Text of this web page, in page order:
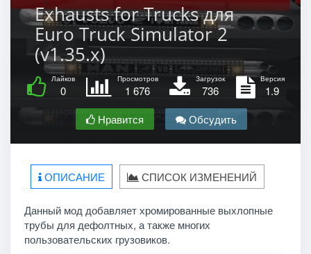
Exhausts for Trucks для
Euro Truck Simulator 2
(v1.35.x)
Лайков
0
Просмотров
1 676
Загрузок
736
Версия
1.9
Нравится
Обсудить
ОПИСАНИЕ СПИСОК ИЗМЕНЕНИЙ
Данный мод добавляет хромированные выхлопные
трубы для дефолтных, а также многих
пользовательских грузовиков.